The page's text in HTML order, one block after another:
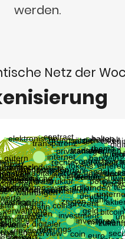
werden.
Netz der